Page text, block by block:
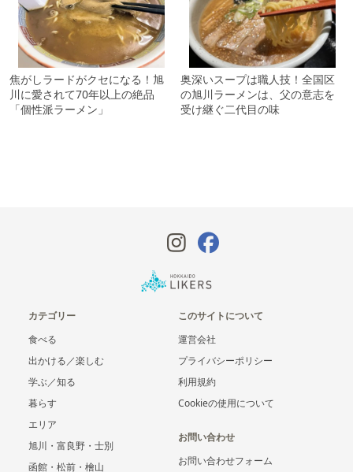
焦がしラードがクセになる！旭
川に愛されて70年以上の絶品
「個性派ラーメン」
奥深いスープは職人技！全国区
の旭川ラーメンは、父の意志を
受け継ぐ二代目の味
カテゴリー
食べる
出かける／楽しむ
学ぶ／知る
暮らす
エリア
旭川・富良野・士別
函館・松前・檜山
このサイトについて
運営会社
プライバシーポリシー
利用規約
Cookieの使用について
お問い合わせ
お問い合わせフォーム